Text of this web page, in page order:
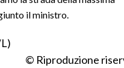
il ministro.
© Riproduzione